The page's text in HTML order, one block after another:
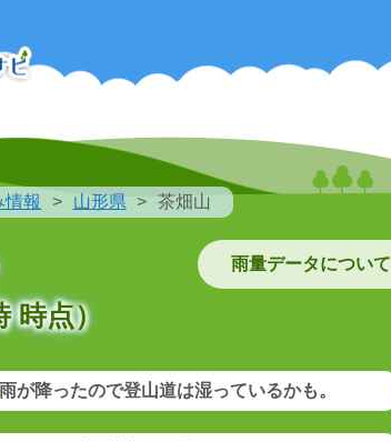
情報 山形県 茶畑山
時点）
雨量データについて
雨が降ったので登山道は湿っているかも。